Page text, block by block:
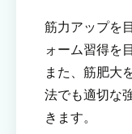
筋力アップを
ォーム習得を
また、筋肥大
法でも適切な
きます。